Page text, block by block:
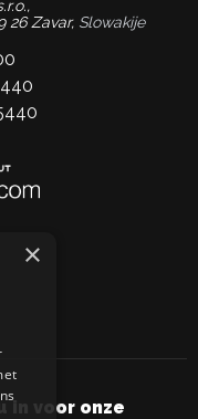
26 Zavar, Slowakije
in voor onze
×